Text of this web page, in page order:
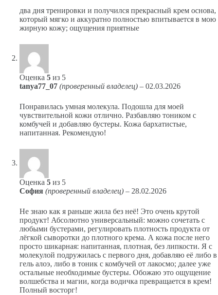
два дня тренировки и получился прекрасный крем основа,
который мягко и аккуратно полностью впитывается в мою
жирную кожу; ощущения приятные
Оценка 5 из 5
tanya77_07 (проверенный владелец) – 02.03.2026
Понравилась умная молекула. Подошла для моей
чувствительной кожи отлично. Разбавляю тоником с
комбучей и добавляю бустеры. Кожа бархатистые,
напитанная. Рекомендую!
Оценка 5 из 5
София (проверенный владелец) – 28.02.2026
Не знаю как я раньше жила без неё! Это очень крутой
продукт! Абсолютно универсальный: можно сочетать с
любыми бустерами, регулировать плотность продукта от
лёгкой сыворотки до плотного крема. А кожа после него
просто шикарная: напитанная, плотная, без липкости. Я с
молекулой подружилась с первого дня, добавляю её либо в
гель алоэ, либо в тоник с комбучей от лакосмо; далее уже
остальные необходимые бустеры. Обожаю это ощущение
волшебства и магии, когда водичка превращается в крем!
Полный восторг!